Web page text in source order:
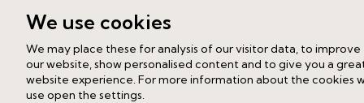
We use cookies
We may place these for analysis of our visitor data, to improve
our website, show personalised content and to give you a
website experience. For more information about the cookies
use open the settings.